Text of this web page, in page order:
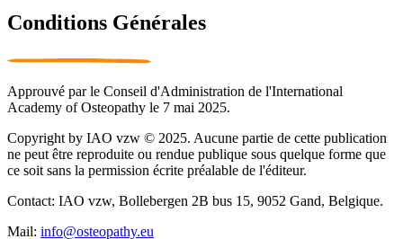
Conditions Générales
Approuvé par le Conseil d'Administration de l'International
Academy of Osteopathy le 7 mai 2025.
Copyright by IAO vzw © 2025. Aucune partie de cette publication
ne peut être reproduite ou rendue publique sous quelque forme que
ce soit sans la permission écrite préalable de l'éditeur.
Contact: IAO vzw, Bollebergen 2B bus 15, 9052 Gand, Belgique.
Mail: info@osteopathy.eu